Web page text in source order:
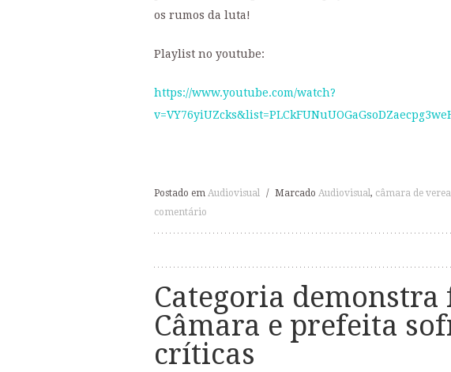
os rumos da luta!
Playlist no youtube:
https://www.youtube.com/watch?
Postado em Audiovisual / Marcado Audiovisual, câmara de
comentário
Categoria demonstra
Câmara e prefeita
críticas